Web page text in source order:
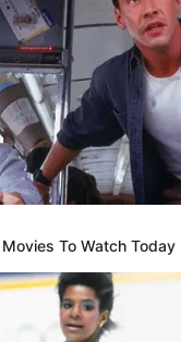
se recupera en un
Cipagauta Velandia
To Watch Today